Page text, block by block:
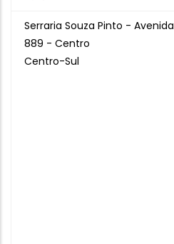
Serraria Souza Pinto -
889 - Centro
Centro-Sul